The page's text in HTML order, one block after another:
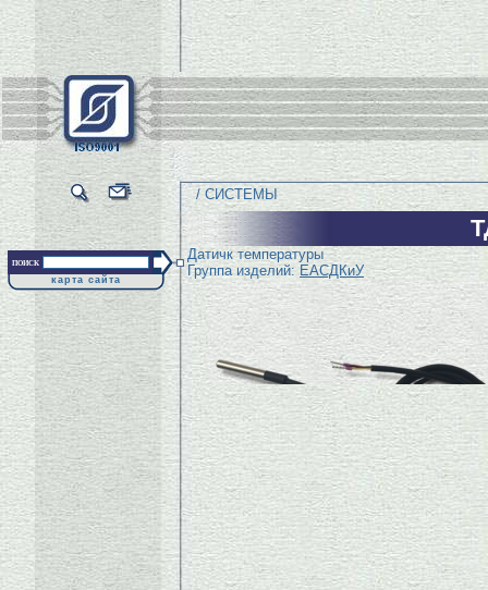
/ СИСТЕМЫ
поиск
карта сайта
Датичк температуры
Группа изделий: ЕАСДКиУ